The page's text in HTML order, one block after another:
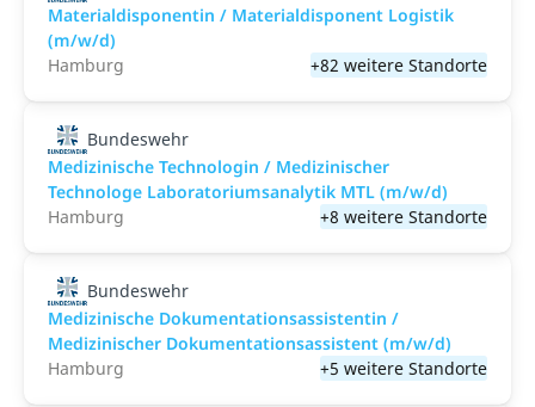
Materialdisponentin / Materialdisponent Logistik
(m/w/d)
Hamburg
+82 weitere Standorte
Bundeswehr
Medizinische Technologin / Medizinischer
Technologe Laboratoriumsanalytik MTL (m/w/d)
Hamburg
+8 weitere Standorte
Bundeswehr
Medizinische Dokumentationsassistentin /
Medizinischer Dokumentationsassistent (m/w/d)
Hamburg
+5 weitere Standorte